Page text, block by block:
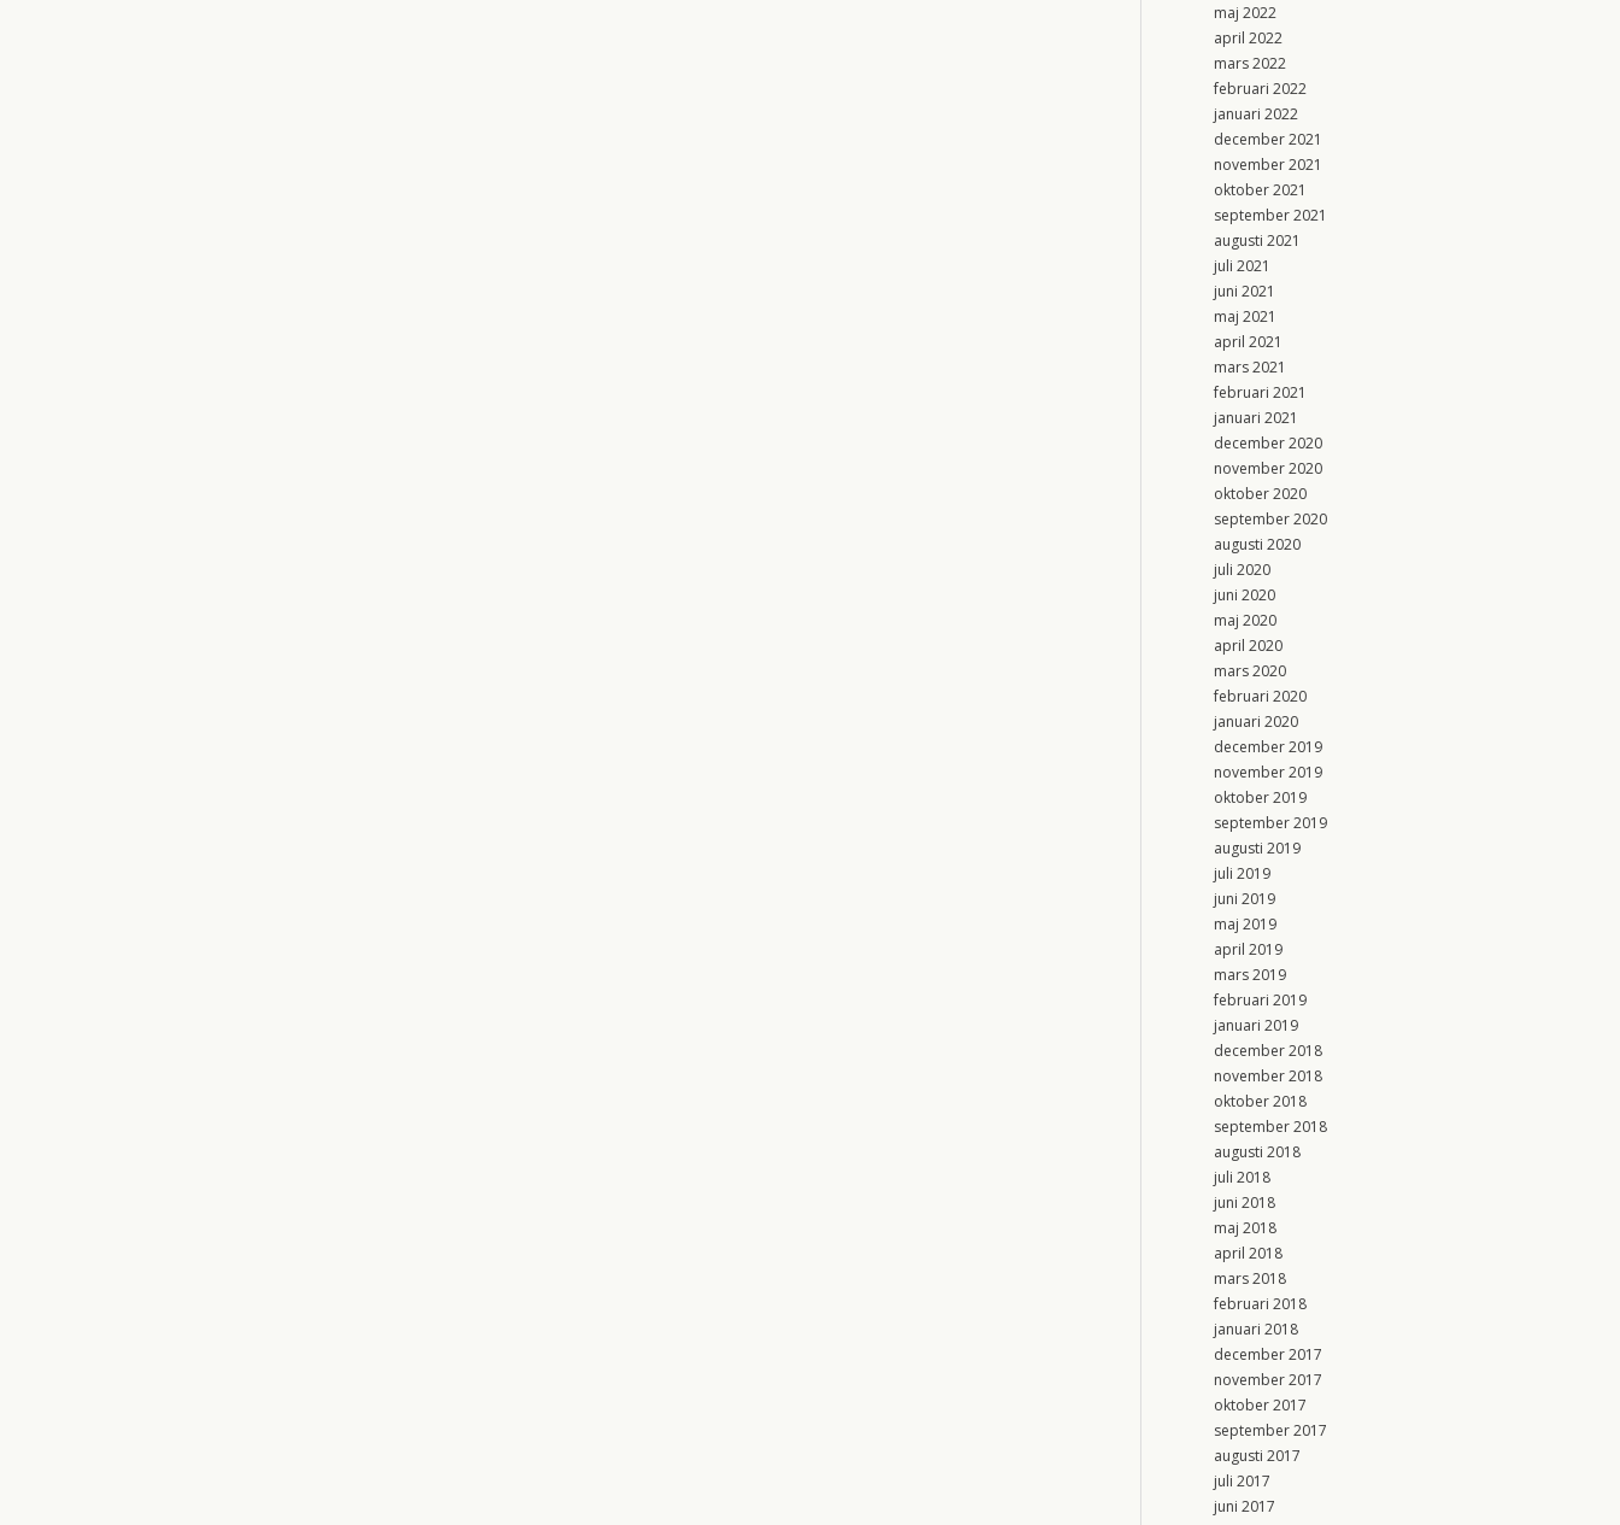
maj 2022
april 2022
mars 2022
februari 2022
januari 2022
december 2021
november 2021
oktober 2021
september 2021
augusti 2021
juli 2021
juni 2021
maj 2021
april 2021
mars 2021
februari 2021
januari 2021
december 2020
november 2020
oktober 2020
september 2020
augusti 2020
juli 2020
juni 2020
maj 2020
april 2020
mars 2020
februari 2020
januari 2020
december 2019
november 2019
oktober 2019
september 2019
augusti 2019
juli 2019
juni 2019
maj 2019
april 2019
mars 2019
februari 2019
januari 2019
december 2018
november 2018
oktober 2018
september 2018
augusti 2018
juli 2018
juni 2018
maj 2018
april 2018
mars 2018
februari 2018
januari 2018
december 2017
november 2017
oktober 2017
september 2017
augusti 2017
juli 2017
juni 2017